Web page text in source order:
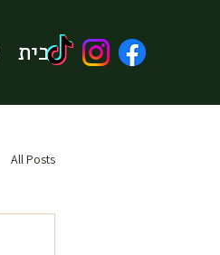
בית
בית
All Posts